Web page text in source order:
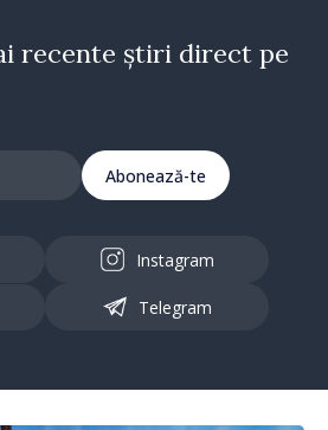
recente știri direct pe
Abonează-te
Instagram
Telegram